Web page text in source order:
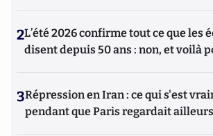
2L’été 2026 confirme tout ce que les
disent depuis 50 ans : non, et voilà
3Répression en Iran : ce qui s'est
pendant que Paris regardait ailleurs